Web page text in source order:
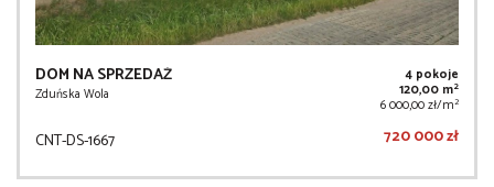
DOM NA SPRZEDAŻ
Zduńska Wola
4 pokoje
120,00 m2
6 000,00 zł/m2
CNT-DS-1667 720 000 zł